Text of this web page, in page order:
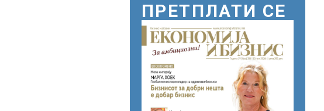
ПРЕТПЛАТИ СЕ